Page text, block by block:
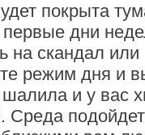
покрыта
дни
на скандал
режим дня и
и у вас
Среда